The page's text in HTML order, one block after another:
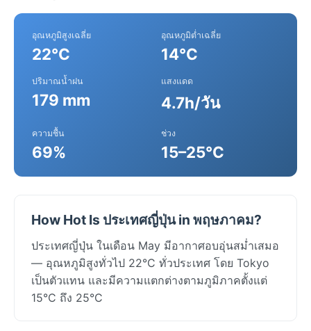
อุณหภูมิสูงเฉลี่ย
22°C
อุณหภูมิต่ำเฉลี่ย
14°C
ปริมาณน้ำฝน
179 mm
แสงแดด
4.7h/วัน
ความชื้น
69%
ช่วง
15–25°C
How Hot Is ประเทศญี่ปุ่น in พฤษภาคม?
ประเทศญี่ปุ่น ในเดือน May มีอากาศอบอุ่นสม่ำเสมอ
— อุณหภูมิสูงทั่วไป 22°C ทั่วประเทศ โดย Tokyo
เป็นตัวแทน และมีความแตกต่างตามภูมิภาคตั้งแต่
15°C ถึง 25°C